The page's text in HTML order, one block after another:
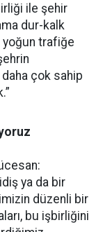
ile şehir
dur-kalk
yoğun trafiğe
çok sahip
ya da bir
düzenli bir
bu işbirliğini